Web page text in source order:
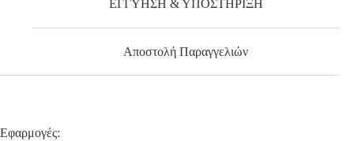
ΕΓΓΥΗΣΗ & ΥΠΟΣΤΗΡΙΞΗ
Αποστολή Παραγγελιών
Εφαρμογές: